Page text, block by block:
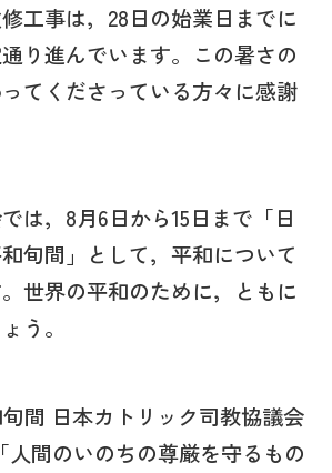
工事は，28日の始業日までに
り進んでいます。この暑さの
てくださっている方々に感謝
は，8月6日から15日まで「日
旬間」として，平和について
世界の平和のために，ともに
う。
旬間 日本カトリック司教協議会
人間のいのちの尊厳を守るもの